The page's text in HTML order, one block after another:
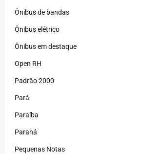
Ônibus de bandas
Ônibus elétrico
Ônibus em destaque
Open RH
Padrão 2000
Pará
Paraíba
Paraná
Pequenas Notas